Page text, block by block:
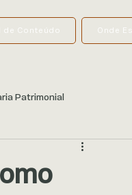
de Conteúdo Onde
Patrimonial